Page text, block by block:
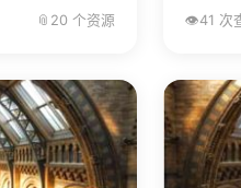
📎 20 个资源 👁️41 次